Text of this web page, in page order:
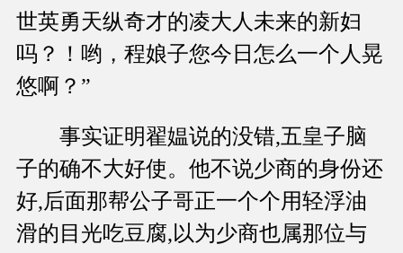
世英勇天纵奇才的凌大人未来的新妇
吗？！哟，程娘子您今日怎么一个人晃
悠啊？”
事实证明翟媪说的没错,五皇子脑
子的确不大好使。他不说少商的身份还
好,后面那帮公子哥正一个个用轻浮油
滑的目光吃豆腐,以为少商也属那位与